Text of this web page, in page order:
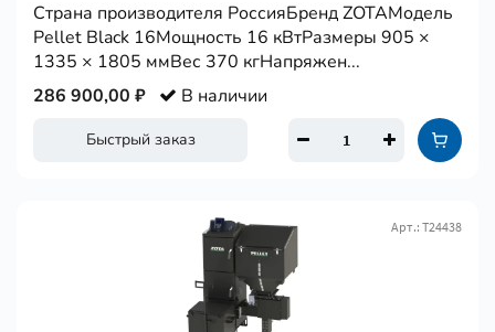
Страна производителя РоссияБренд ZOTAМодель
Pellet Black 16Мощность 16 кВтРазмеры 905 ×
1335 × 1805 ммВес 370 кгНапряжен...
Быстрый заказ
286 900,00 ₽ В наличии
Арт.: Т24438